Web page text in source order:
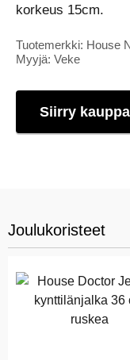
korkeus 15cm.
Tuotemerkki: House
Myyjä: Veke
Siirry
Joulukoristeet